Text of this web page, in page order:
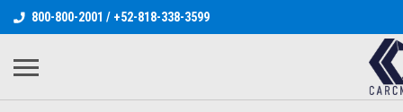
800-800-2001 / +52-818-338-3599